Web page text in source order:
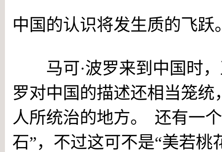
中国的认识将发生质的飞跃
马可·波罗来到中国时，
罗对中国的描述还相当笼统
人所统治的地方。
还有一
石”，不过这可不是“美若